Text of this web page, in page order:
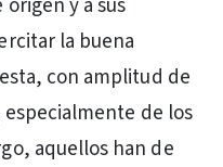
y a sus
la buena
con amplitud de
de los
aquellos han de